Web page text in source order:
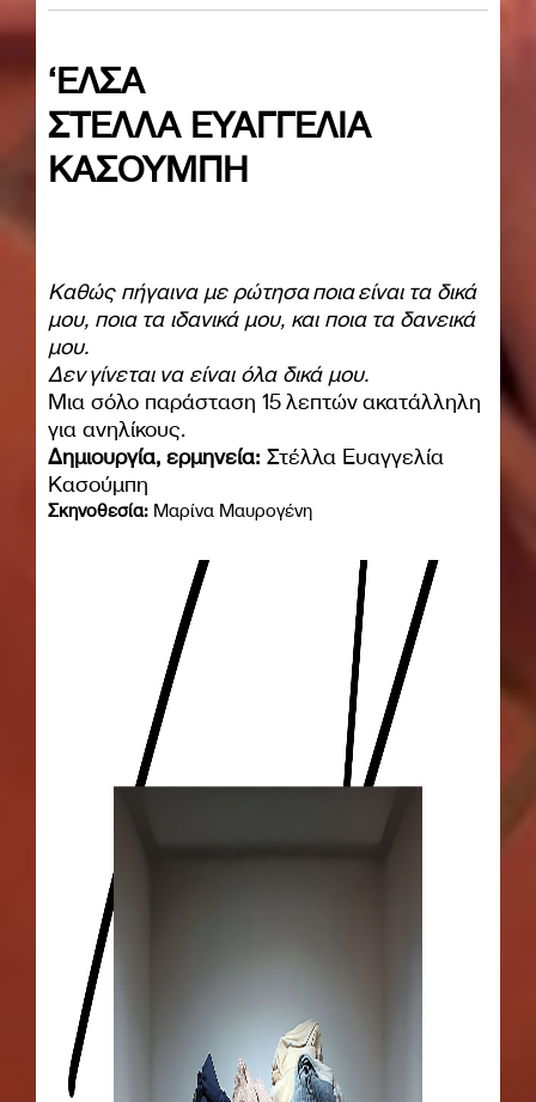
‘ΕΛΣΑ
ΣΤΈΛΛΑ ΕΥΑΓΓΕΛΊΑ
ΚΑΣΟΎΜΠΗ
Καθώς πήγαινα με ρώτησα ποια είναι τα δικά
μου, ποια τα ιδανικά μου, και ποια τα δανεικά
μου.
Δεν γίνεται να είναι όλα δικά μου.
Μια σόλο παράσταση 15 λεπτών ακατάλληλη
για ανηλίκους.
Δημιουργία, ερμηνεία: Στέλλα Ευαγγελία
Κασούμπη
Σκηνοθεσία: Μαρίνα Μαυρογένη